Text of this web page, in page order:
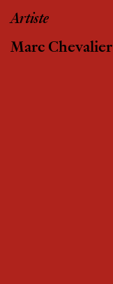
Artiste
Marc Chevalier